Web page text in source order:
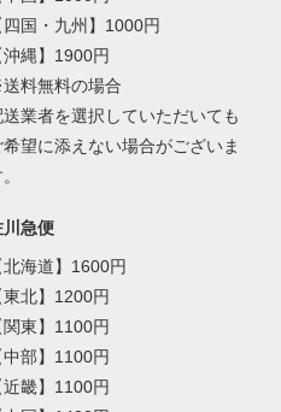
四国・九州】1000円
沖縄】1900円
料無料の場合
送業者を選択していただいても
希望に添えない場合がございま
川急便
北海道】1600円
東北】1200円
関東】1100円
中部】1100円
近畿】1100円